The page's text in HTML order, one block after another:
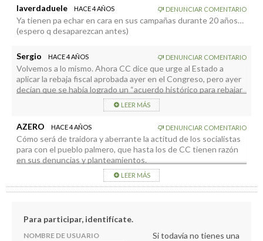
Lo apoyo….
laverdaduele HACE 4 AÑOS DENUNCIAR COMENTARIO
Ya tienen pa echar en cara en sus campañas durante 20 años…
(espero q desaparezcan antes)
Sergio HACE 4 AÑOS DENUNCIAR COMENTARIO
Volvemos a lo mismo. Ahora CC dice que urge al Estado a
aplicar la rebaja fiscal aprobada ayer en el Congreso, pero ayer
decían que se había logrado un “acuerdo histórico para rebajar
el IRPF”. Lo cierto es que no tenemos nada, y sabiendo que el
PSOE votó en contra menos lo vamos a tener. Mal por CC por
electoralmente la frustración generada y mal por el PSOE por
no apoyar una medida tan necesaria, que no solo puede ayudar
a que haya más consumo interno sino también, dado que la
medida tiene una duración de 10 años, a asentar población de
la que estamos tan necesitados para que funcione nuestra
economía.
LEER MÁS
AZERO HACE 4 AÑOS DENUNCIAR COMENTARIO
Cómo será de traidora y aberrante la actitud de los socialistas
para con el pueblo palmero, que hasta los de CC tienen razón
en sus denuncias y planteamientos.
La infamia de este gobierno socialcomunista no tiene límites.
LEER MÁS
Para participar, identifícate.
NOMBRE DE USUARIO
Si todavía no tienes una